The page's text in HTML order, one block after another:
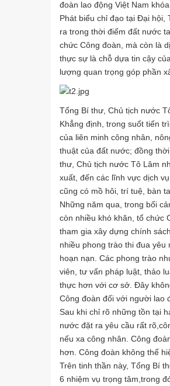
đoàn lao động Việt Nam
Phát biểu chỉ đạo tại Đại hội,
ra trong thời điểm đất nước
chức Công đoàn, mà còn là
thực sự là chỗ dựa tin cậy
lượng quan trọng góp phần
Tổng Bí thư, Chủ tịch nước
Khẳng định, trong suốt tiến
của liên minh công nhân,
thuật của đất nước; đồng
thư, Chủ tịch nước Tô Lâm
xuất, đến các lĩnh vực dịch
cũng có mồ hôi, trí tuệ, bàn
Những năm qua, trong bối
còn nhiều khó khăn, tổ chức
tham gia xây dựng chính
nhiều phong trào thi đua
hoạn nạn. Các phong trào
viên, tư vấn pháp luật, thảo
thực hơn với cơ sở. Đây
Công đoàn đối với người lao
Sau khi chỉ rõ những tồn tại
nước đặt ra yêu cầu rất
nếu xa công nhân. Công
hơn. Công đoàn không thể
Trên tinh thần này, Tổng Bí
6 nhiệm vụ trọng tâm,trong